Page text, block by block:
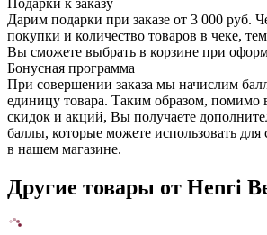
Подарки к заказу
Дарим подарки при заказе от 3 000 руб.
покупки и количество товаров в чеке,
Вы сможете выбрать в корзине при
Бонусная программа
При совершении заказа мы начислим
единицу товара. Таким образом, помимо
скидок и акций, Вы получаете
баллы, которые можете использовать
в нашем магазине.
Другие товары от Henri